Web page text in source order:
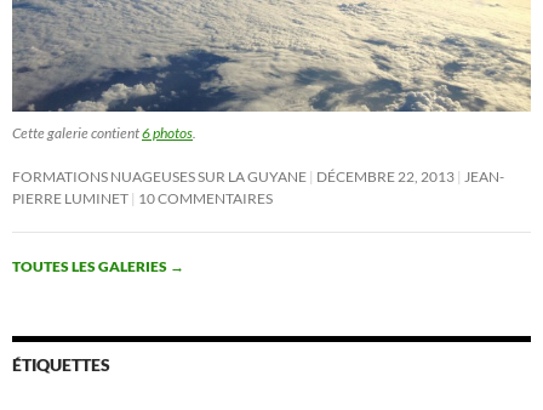
Cette galerie contient6 photos
FORMATIONS NUAGEUSES SUR LA GUYANE DÉCEMBRE 22, 2013
JEAN-
PIERRE LUMINET 10 COMMENTAIRES
TOUTES LES GALERIES →
ÉTIQUETTES